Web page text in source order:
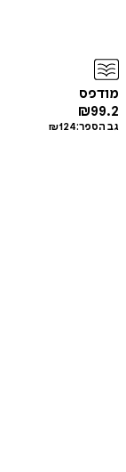
מודפס
₪99.2
גב הספר: ₪124